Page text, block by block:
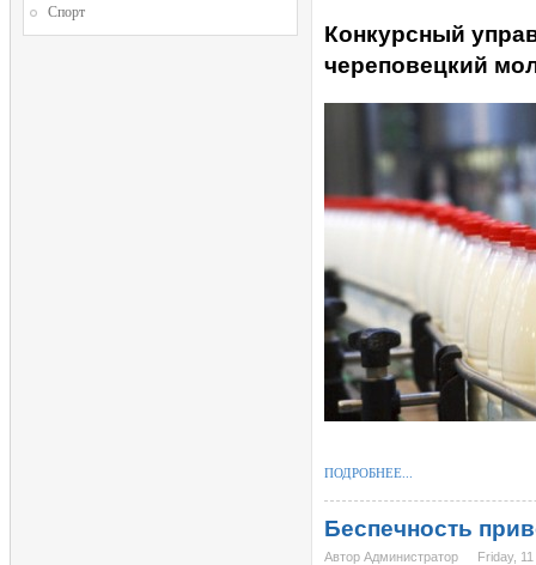
Конкурсный
череповецкий
ПОДРОБНЕЕ...
Беспечность
Автор Администратор Friday,
Спорт